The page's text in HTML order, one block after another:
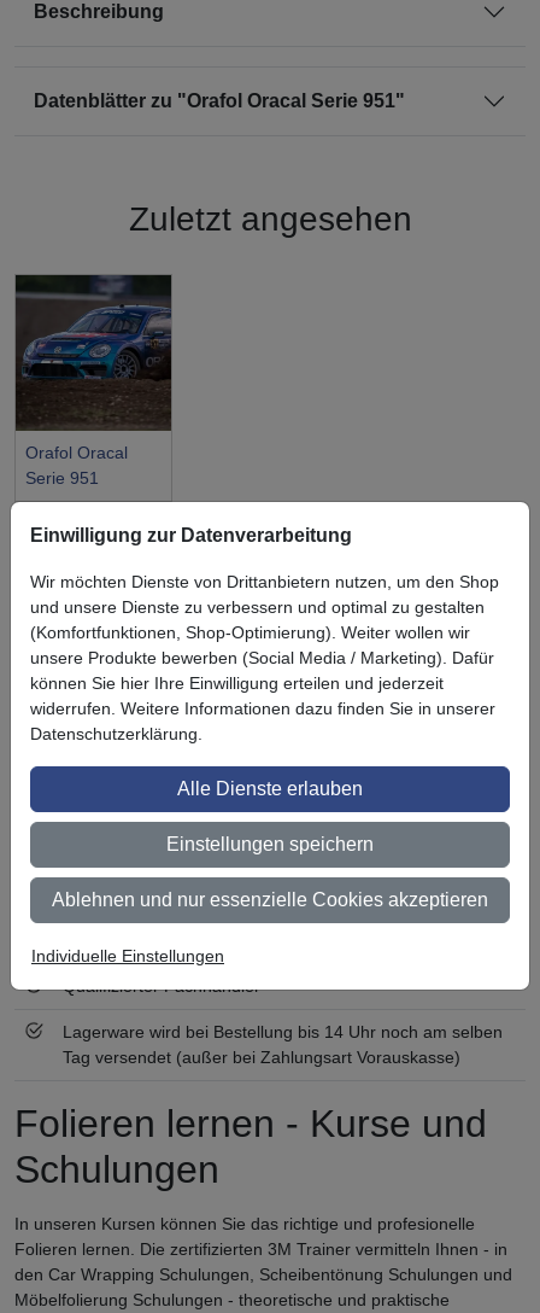
Beschreibung
Datenblätter zu "Orafol Oracal Serie 951"
Zuletzt angesehen
Orafol Oracal
Serie 951
Symbol
Vorteil
Ihre Vorteile bei uns
3M BestPartner Commercial Solutions
Preisschutz für unsere Kunden
Persönliche Beratung und Betreuung
Keine Mindestbestellmenge
Ab 300 € Nettowarenwert versandkostenfrei (innerhalb
Deutschland)
Qualifizierter Fachhändler
Lagerware wird bei Bestellung bis 14 Uhr noch am selben
Tag versendet (außer bei Zahlungsart Vorauskasse)
Folieren lernen - Kurse und
Schulungen
In unseren Kursen können Sie das richtige und profesionelle
Folieren lernen. Die zertifizierten 3M Trainer vermitteln Ihnen - in
den Car Wrapping Schulungen, Scheibentönung Schulungen und
Möbelfolierung Schulungen - theoretische und praktische
Einwilligung zur Datenverarbeitung
Wir möchten Dienste von Drittanbietern nutzen, um den Shop
und unsere Dienste zu verbessern und optimal zu gestalten
(Komfortfunktionen, Shop-Optimierung). Weiter wollen wir
unsere Produkte bewerben (Social Media / Marketing). Dafür
können Sie hier Ihre Einwilligung erteilen und jederzeit
widerrufen. Weitere Informationen dazu finden Sie in unserer
Datenschutzerklärung.
Alle Dienste erlauben
Einstellungen speichern
Ablehnen und nur essenzielle Cookies akzeptieren
Individuelle Einstellungen